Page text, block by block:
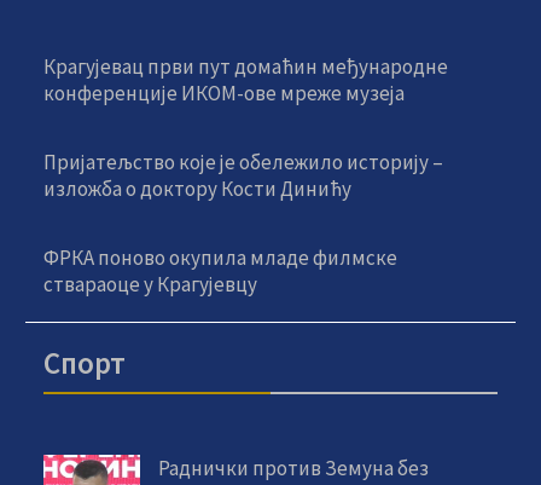
Крагујевац први пут домаћин међународне
конференције ИКОМ-ове мреже музеја
Пријатељство које је обележило историју –
изложба о доктору Кости Динићу
ФРКА поново окупила младе филмске
ствараоце у Крагујевцу
Спорт
Раднички против Земуна без